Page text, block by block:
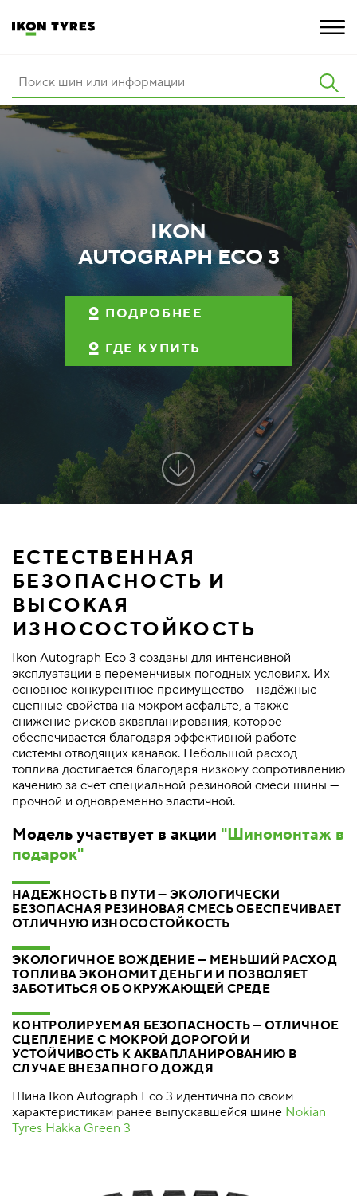
ШИНЫ
ИННОВАЦИИ
РАСШИРЕННАЯ ГАРАНТИЯ
О КОМПАНИИ
ПОКУПКА И АКЦИИ
IKON
AUTOGRAPH ECO 3
ПОДРОБНЕЕ
ГДЕ КУПИТЬ
ЕСТЕСТВЕННАЯ
БЕЗОПАСНОСТЬ И
ВЫСОКАЯ
ИЗНОСОСТОЙКОСТЬ
Ikon Autograph Eco 3 созданы для интенсивной
эксплуатации в переменчивых погодных условиях. Их
основное конкурентное преимущество – надёжные
сцепные свойства на мокром асфальте, а также
снижение рисков аквапланирования, которое
обеспечивается благодаря эффективной работе
системы отводящих канавок. Небольшой расход
топлива достигается благодаря низкому сопротивлению
качению за счет специальной резиновой смеси шины —
прочной и одновременно эластичной.
Модель участвует в акции "Шиномонтаж в
подарок"
НАДЕЖНОСТЬ В ПУТИ — ЭКОЛОГИЧЕСКИ
БЕЗОПАСНАЯ РЕЗИНОВАЯ СМЕСЬ ОБЕСПЕЧИВАЕТ
ОТЛИЧНУЮ ИЗНОСОСТОЙКОСТЬ
ЭКОЛОГИЧНОЕ ВОЖДЕНИЕ — МЕНЬШИЙ РАСХОД
ТОПЛИВА ЭКОНОМИТ ДЕНЬГИ И ПОЗВОЛЯЕТ
ЗАБОТИТЬСЯ ОБ ОКРУЖАЮЩЕЙ СРЕДЕ
КОНТРОЛИРУЕМАЯ БЕЗОПАСНОСТЬ — ОТЛИЧНОЕ
СЦЕПЛЕНИЕ С МОКРОЙ ДОРОГОЙ И
УСТОЙЧИВОСТЬ К АКВАПЛАНИРОВАНИЮ В
СЛУЧАЕ ВНЕЗАПНОГО ДОЖДЯ
Шина Ikon Autograph Eco 3 идентична по своим
характеристикам ранее выпускавшейся шине Nokian
Tyres Hakka Green 3